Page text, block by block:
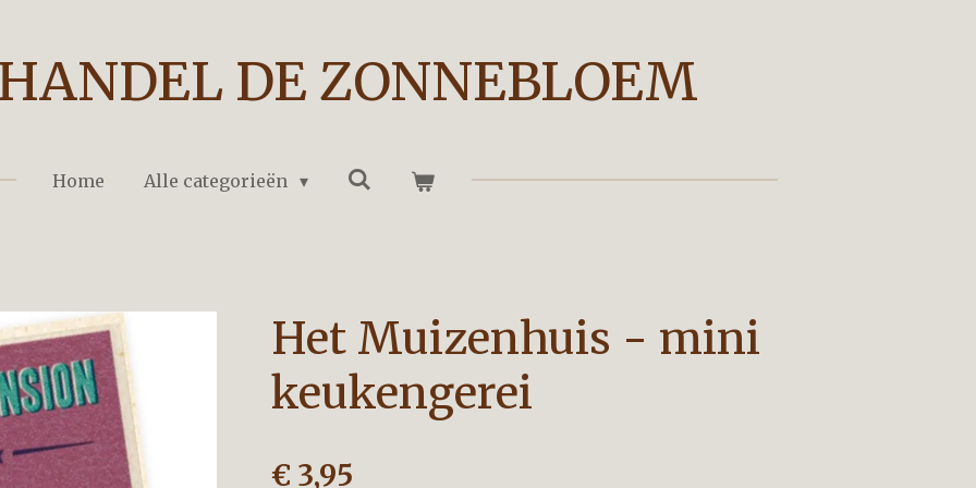
DE ZONNEBLOEM
Home Alle categorieën
Het Muizenhuis - mini
keukengerei
€ 3,95